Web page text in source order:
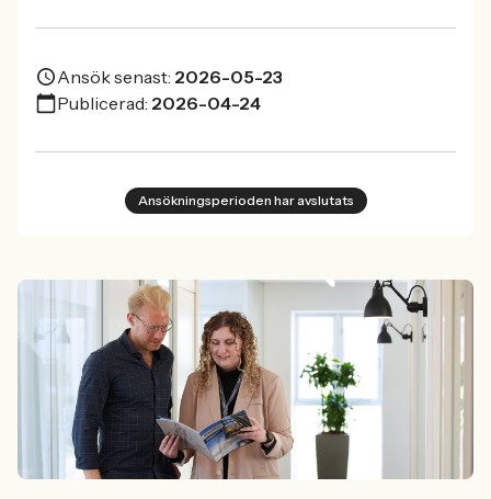
Ansök senast: 2026-05-23
Publicerad: 2026-04-24
Ansökningsperioden har avslutats